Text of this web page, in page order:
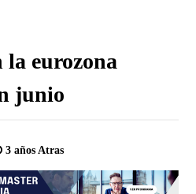
eurozona
junio
3 años Atras